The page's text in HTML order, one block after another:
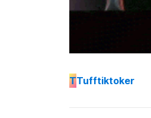
TTufftiktoker